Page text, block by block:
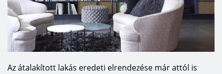
Az átalakított lakás eredeti elrendezése már attól is